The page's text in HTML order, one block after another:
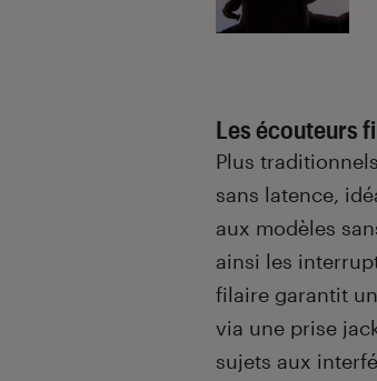
Les écouteurs
Plus
sans latence,
aux modèles
ainsi les
filaire garantit
via une prise
sujets aux